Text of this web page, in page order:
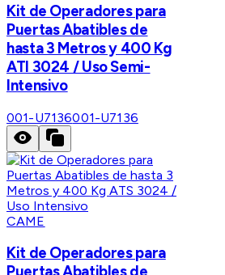
Kit de Operadores para
Puertas Abatibles de
hasta 3 Metros y 400 Kg
ATI 3024 / Uso Semi-
Intensivo
001-U7136001-U7136
CAME
Kit de Operadores para